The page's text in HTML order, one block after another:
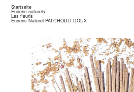
Startseite
Encens naturels
Les fleuris
Encens Naturel PATCHOULI DOUX